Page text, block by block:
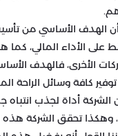
أن الهدف الأساسي من
على الأداء المالي، كما
الأخرى، فالهدف
كافة وسائل الراحة
أداة لجذب انتباه
وهكذا تحقق الشركة هذه